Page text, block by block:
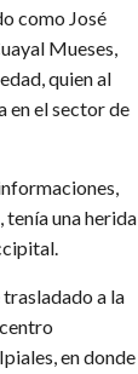
como José
Mueses,
quien al
en el sector de
tenía una herida
a la
en donde